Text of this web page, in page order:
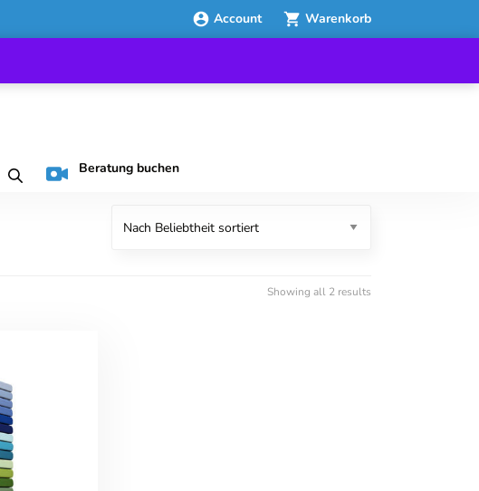
Account Warenkorb
Beratung buchen
Showing all 2 results